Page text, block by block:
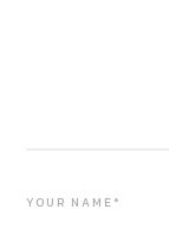
YOUR NAME*